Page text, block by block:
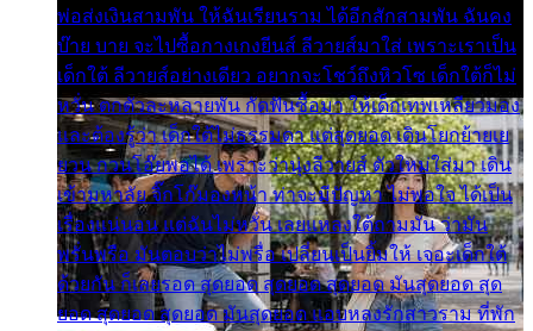
พ่อส่งเงินสามพัน ให้ฉันเรียนราม ได้อีกสักสามพัน ฉันคง
บ๊าย บาย จะไปซื้อกางเกงยีนส์ ลีวายส์มาใส่ เพราะเราเป็น
เด็กใต้ ลีวายส์อย่างเดียว อยากจะโชว์ถึงหิวโซ เด็กใต้ก็ไม่
หวั่น ตกตัวละหลายพัน กัดฟันซื้อมา ให้เด็กเทพเหลียวมอง
และต้องรู้ว่า เด็กใต้ไม่ธรรมดา แต่สุดยอด เดินโยกย้ายเย
ยวน กวนโอ๊ยพอได้ เพราะว่านุ่งลีวายส์ ตัวใหม่ใส่มา เดิน
เข้ามหาลัย จิ๊กโก๊มองหน้า ท่าจะมีปัญหา ไม่พอใจ ได้เป็น
เรื่องแน่นอน แต่ฉันไม่หวั่น เลยแหลงใต้ถามมัน ว่ามัน
พรั่นพรือ มันตอบว่าไม่พรื่อ เปลี่ยนเป็นยิ้มให้ เจอะเด็กใต้
ด้วยกัน ก็เลยรอด สุดยอด สุดยอด สุดยอด มันสุดยอด สุด
ยอด สุดยอด สุดยอด มันสุดยอด แอบหลงรักสาวราม ที่พัก